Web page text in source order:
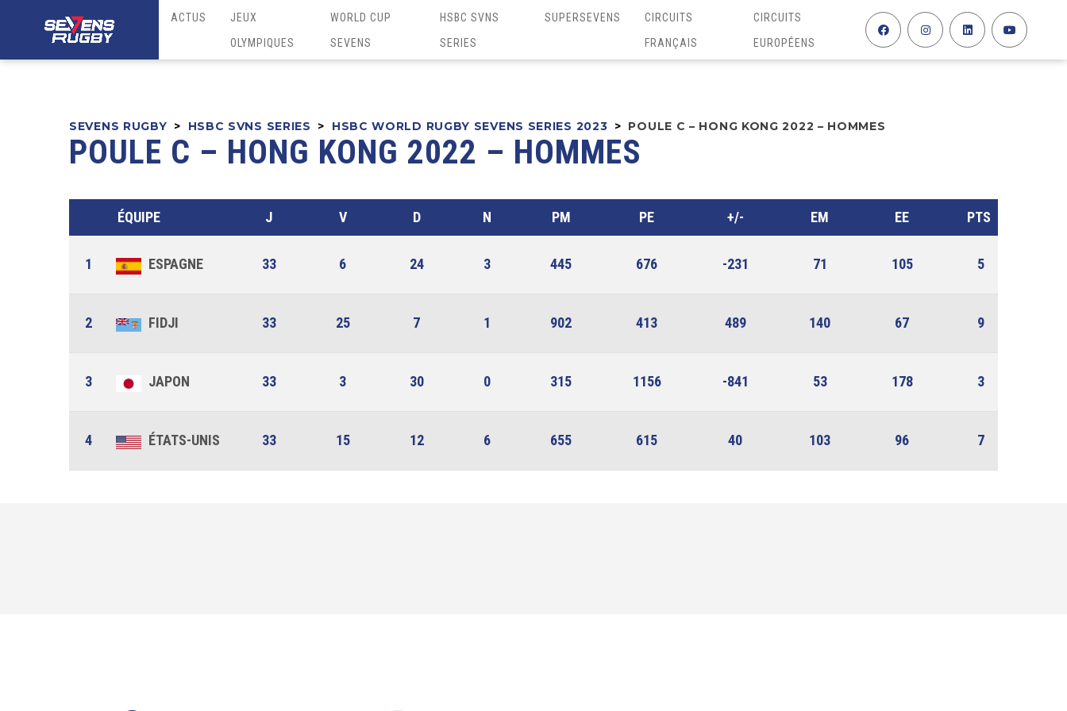
ACTUS
JEUX
OLYMPIQUES
WORLD CUP
SEVENS
HSBC SVNS
SERIES
SUPERSEVENS
CIRCUITS
FRANÇAIS
CIRCUITS
EUROPÉENS
SEVENS RUGBY > HSBC SVNS SERIES > HSBC WORLD RUGBY SEVENS SERIES 2023 > POULE C – HONG KONG 2022 – HOMMES
POULE C – HONG KONG 2022 – HOMMES
ÉQUIPE J V D N PM PE +/- EM EE PTS
1 ESPAGNE 33 6 24 3 445 676 -231 71 105 5
2 FIDJI 33 25 7 1 902 413 489 140 67 9
3 JAPON 33 3 30 0 315 1156 -841 53 178 3
4 ÉTATS-UNIS 33 15 12 6 655 615 40 103 96 7